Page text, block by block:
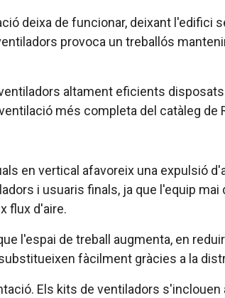
deixa de funcionar, deixant l'edifici
provoca un treballós
altament eficients disposats
més completa del catàleg
en vertical afavoreix una expulsió
i usuaris finals, ja que l'equip
flux d'aire.
l'espai de treball augmenta, en
fàcilment gràcies a la
Els kits de ventiladors